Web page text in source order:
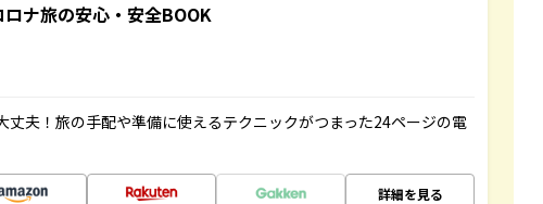
ナ旅の安心・安全BOOK
丈夫！旅の手配や準備に使えるテクニックがつまった24ページの電
詳細を見る